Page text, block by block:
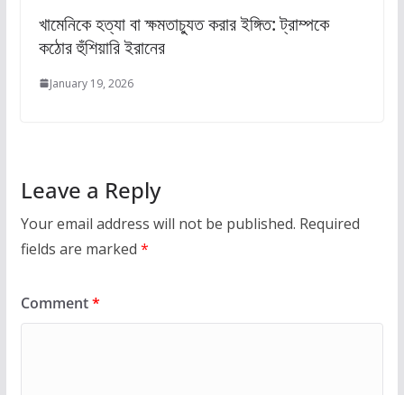
খামেনিকে হত্যা বা ক্ষমতাচ্যুত করার ইঙ্গিত: ট্রাম্পকে
কঠোর হুঁশিয়ারি ইরানের
January 19, 2026
Leave a Reply
Your email address will not be published. Required
fields are marked *
Comment*